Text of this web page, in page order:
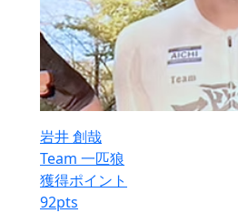
岩井 創哉
Team 一匹狼
獲得ポイント
92pts